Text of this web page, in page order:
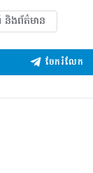
និងព័ត៌មាន
ចែករំលែក